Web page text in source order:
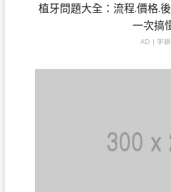
植牙問題大全：流程.價格.
一次搞
AD | 字